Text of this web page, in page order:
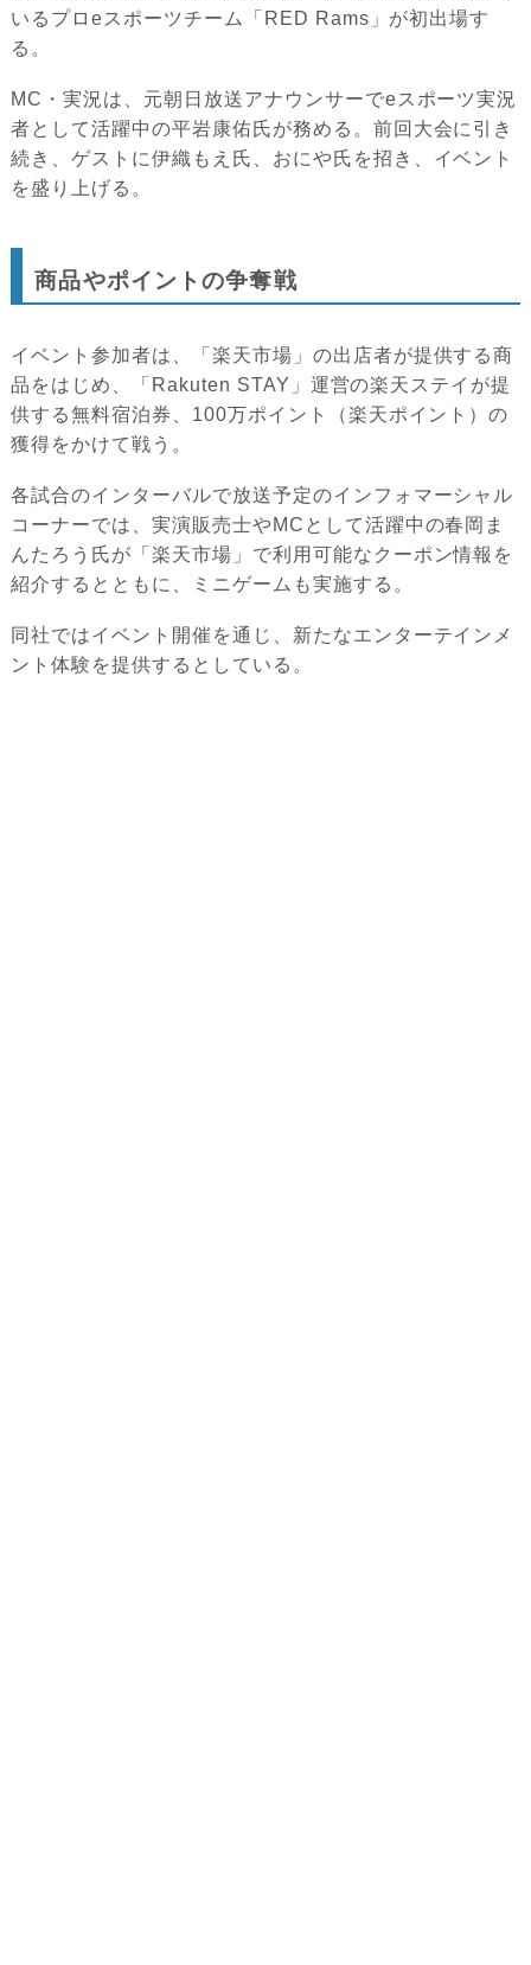
いるプロeスポーツチーム「RED Rams」が初出場す
る。
MC・実況は、元朝日放送アナウンサーでeスポーツ実況
者として活躍中の平岩康佑氏が務める。前回大会に引き
続き、ゲストに伊織もえ氏、おにや氏を招き、イベント
を盛り上げる。
商品やポイントの争奪戦
イベント参加者は、「楽天市場」の出店者が提供する商
品をはじめ、「Rakuten STAY」運営の楽天ステイが提
供する無料宿泊券、100万ポイント（楽天ポイント）の
獲得をかけて戦う。
各試合のインターバルで放送予定のインフォマーシャル
コーナーでは、実演販売士やMCとして活躍中の春岡ま
んたろう氏が「楽天市場」で利用可能なクーポン情報を
紹介するとともに、ミニゲームも実施する。
同社ではイベント開催を通じ、新たなエンターテインメ
ント体験を提供するとしている。